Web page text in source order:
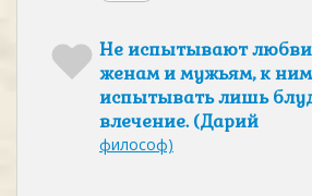
Не испытывают
женам и мужьям, к
испытывать лишь
влечение. (Дарий
философ)